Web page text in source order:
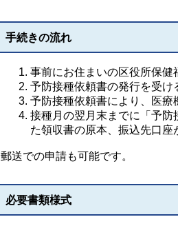
手続きの流れ
事前にお住まいの区役所保
予防接種依頼書の発行を受け
予防接種依頼書により、医療
接種月の翌月末までに「予
た領収書の原本、振込先口
郵送での申請も可能です。
必要書類様式